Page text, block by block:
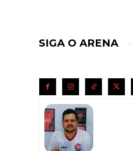
SIGA O ARENA